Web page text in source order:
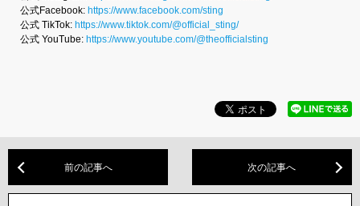
公式Facebook: https://www.facebook.com/sting
公式 TikTok: https://www.tiktok.com/@official_sting/
公式 YouTube: https://www.youtube.com/@theofficialsting
前の記事へ 次の記事へ